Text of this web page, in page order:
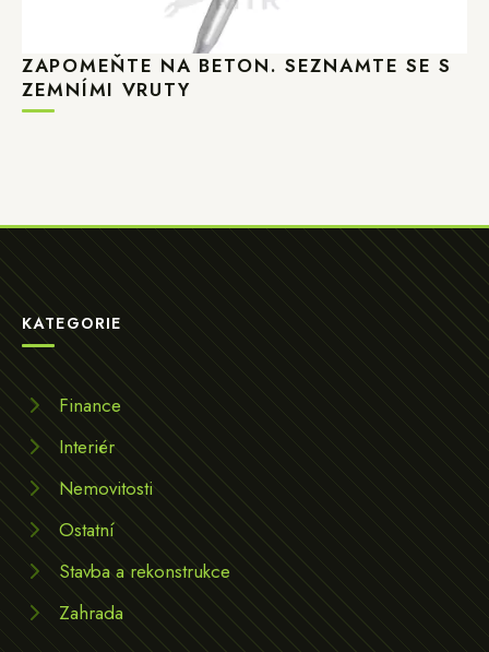
ZAPOMEŇTE NA BETON. SEZNAMTE SE S
ZEMNÍMI VRUTY
KATEGORIE
Finance
Interiér
Nemovitosti
Ostatní
Stavba a rekonstrukce
Zahrada